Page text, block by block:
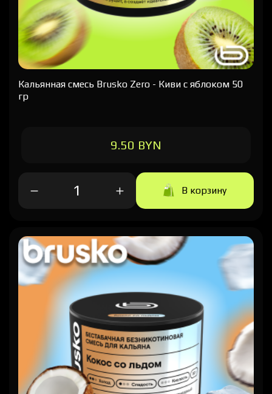
Кальянная cмесь Brusko Zero - Киви с яблоком 50
гр
9.50 BYN
В корзину